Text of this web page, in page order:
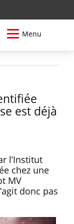
Menu
est déjà
l’Institut
chez une
MV
donc pas